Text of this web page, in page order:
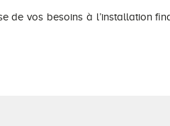
de vos besoins à l’installation